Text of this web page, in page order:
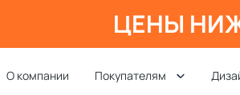
ЦЕНЫ
О компании Покупателям